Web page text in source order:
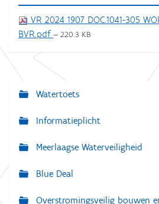
VR 2024 1907 DOC.1041-305
BVR.pdf — 220.3 KB
N
a
i
g
Watertoets
Informatieplicht
Meerlaagse Waterveiligheid
Blue Deal
Overstromingsveilig bouwen